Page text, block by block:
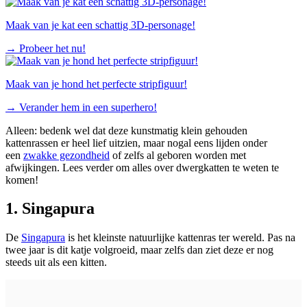
Maak van je kat een schattig 3D-personage!
→ Probeer het nu!
Maak van je hond het perfecte stripfiguur!
→ Verander hem in een superhero!
Alleen: bedenk wel dat deze kunstmatig klein gehouden
kattenrassen er heel lief uitzien, maar nogal eens lijden onder
een zwakke gezondheid of zelfs al geboren worden met
afwijkingen. Lees verder om alles over dwergkatten te weten te
komen!
1. Singapura
De Singapura is het kleinste natuurlijke kattenras ter wereld. Pas na
twee jaar is dit katje volgroeid, maar zelfs dan ziet deze er nog
steeds uit als een kitten.